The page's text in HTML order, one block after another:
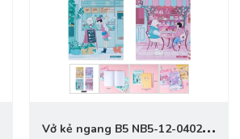
lo lắng nước sẽ ngấm vào bên
Vở kẻ ngang B5 NB5-12-0402,